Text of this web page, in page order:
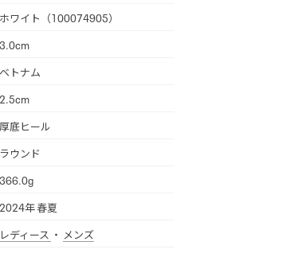
ホワイト（100074905）
3.0cm
ベトナム
2.5cm
厚底ヒール
ラウンド
366.0g
2024年 春夏
レディース ・ メンズ